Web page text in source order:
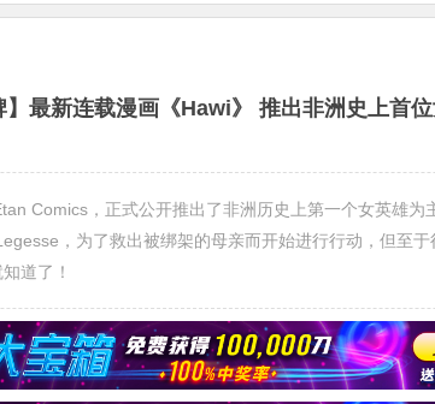
】最新连载漫画《Hawi》 推出非洲史上首
Comics，正式公开推出了非洲历史上第一个女英雄为
，为了救出被绑架的母亲而开始进行行动，但至
道了！